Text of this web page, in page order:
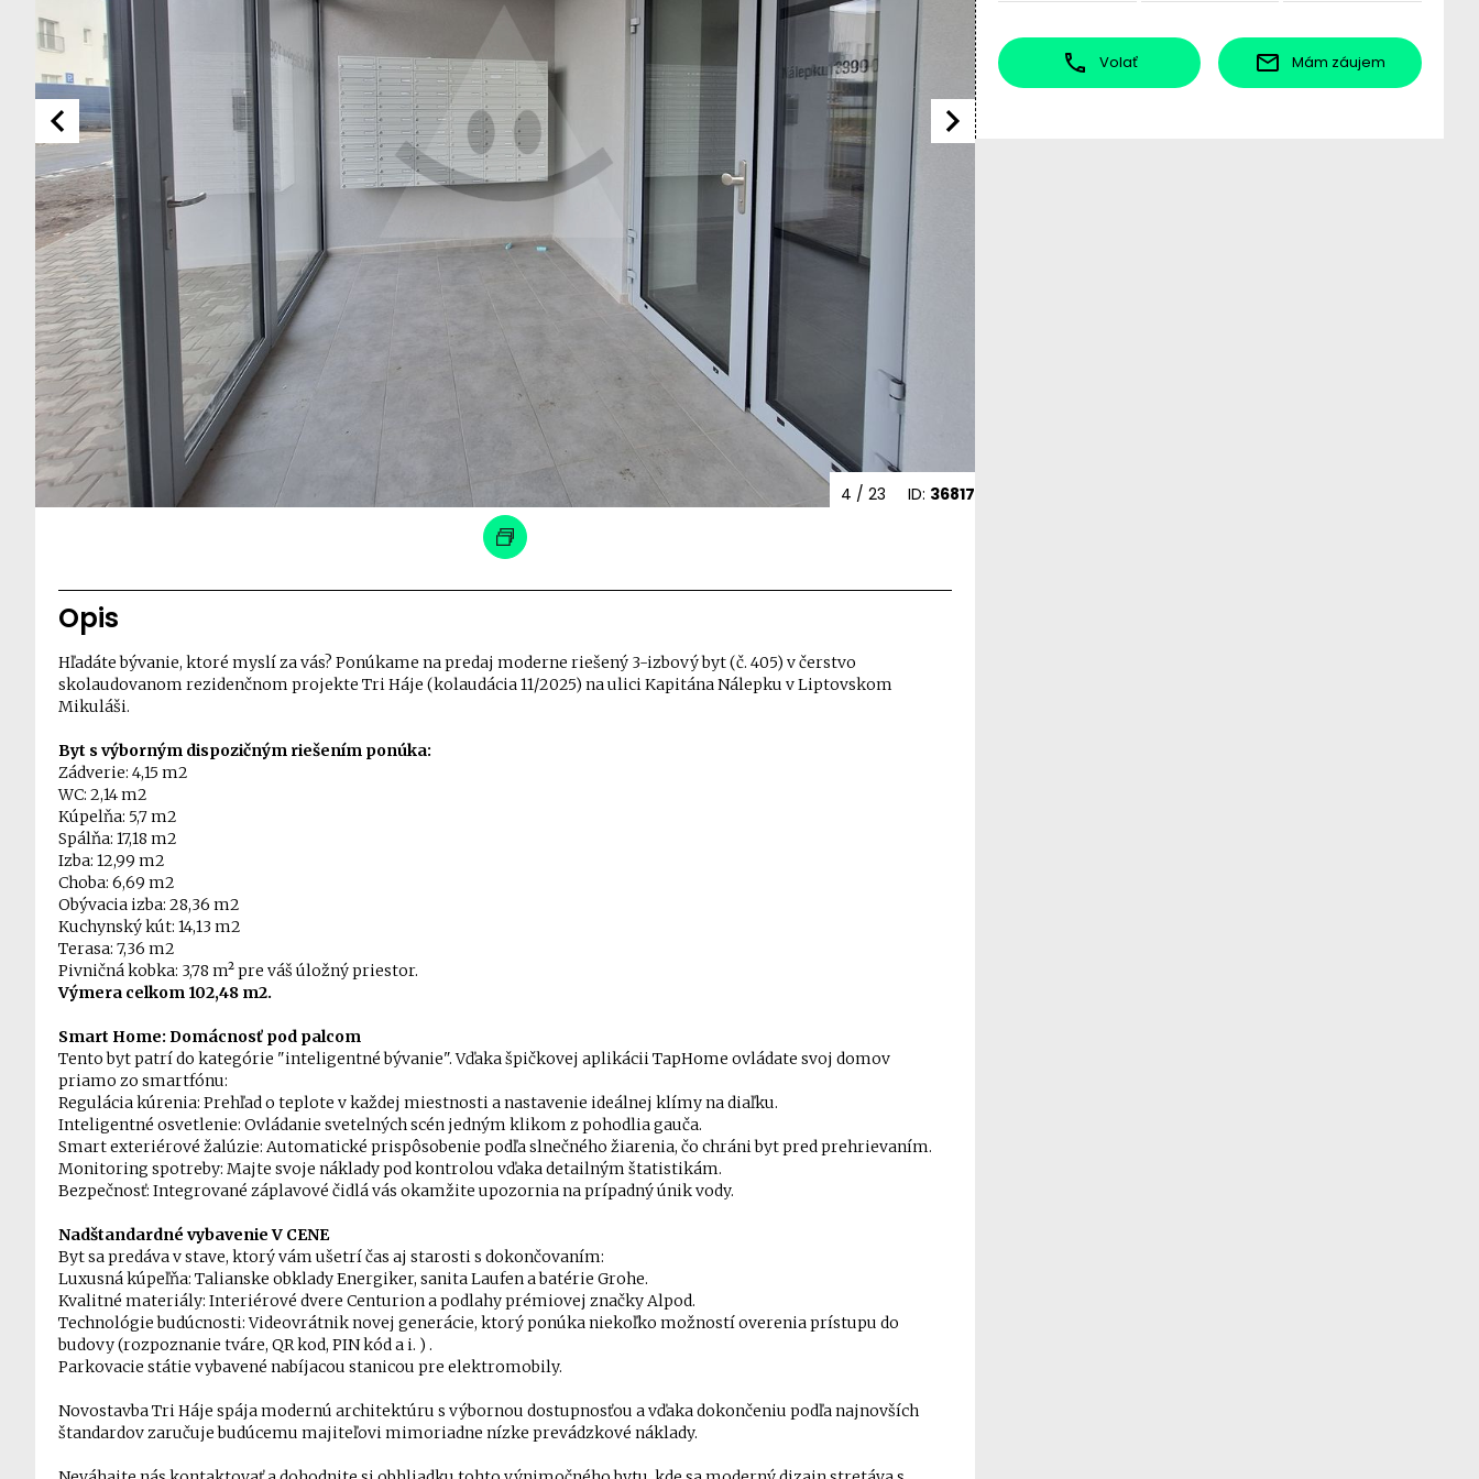
ID: 36817
4 / 23
Volať Mám záujem
Opis
Hľadáte bývanie, ktoré myslí za vás? Ponúkame na predaj moderne riešený 3-izbový byt (č. 405) v čerstvo
skolaudovanom rezidenčnom projekte Tri Háje (kolaudácia 11/2025) na ulici Kapitána Nálepku v Liptovskom
Mikuláši.
Byt s výborným dispozičným riešením ponúka:
Zádverie: 4,15 m2
WC: 2,14 m2
Kúpelňa: 5,7 m2
Spálňa: 17,18 m2
Izba: 12,99 m2
Choba: 6,69 m2
Obývacia izba: 28,36 m2
Kuchynský kút: 14,13 m2
Terasa: 7,36 m2
Pivničná kobka: 3,78 m² pre váš úložný priestor.
Výmera celkom 102,48 m2.
Smart Home: Domácnosť pod palcom
Tento byt patrí do kategórie "inteligentné bývanie". Vďaka špičkovej aplikácii TapHome ovládate svoj domov
priamo zo smartfónu:
Regulácia kúrenia: Prehľad o teplote v každej miestnosti a nastavenie ideálnej klímy na diaľku.
Inteligentné osvetlenie: Ovládanie svetelných scén jedným klikom z pohodlia gauča.
Smart exteriérové žalúzie: Automatické prispôsobenie podľa slnečného žiarenia, čo chráni byt pred prehrievaním.
Monitoring spotreby: Majte svoje náklady pod kontrolou vďaka detailným štatistikám.
Bezpečnosť: Integrované záplavové čidlá vás okamžite upozornia na prípadný únik vody.
Nadštandardné vybavenie V CENE
Byt sa predáva v stave, ktorý vám ušetrí čas aj starosti s dokončovaním:
Luxusná kúpeľňa: Talianske obklady Energiker, sanita Laufen a batérie Grohe.
Kvalitné materiály: Interiérové dvere Centurion a podlahy prémiovej značky Alpod.
Technológie budúcnosti: Videovrátnik novej generácie, ktorý ponúka niekoľko možností overenia prístupu do
budovy (rozpoznanie tváre, QR kod, PIN kód a i. ) .
Parkovacie státie vybavené nabíjacou stanicou pre elektromobily.
Novostavba Tri Háje spája modernú architektúru s výbornou dostupnosťou a vďaka dokončeniu podľa najnovších
štandardov zaručuje budúcemu majiteľovi mimoriadne nízke prevádzkové náklady.